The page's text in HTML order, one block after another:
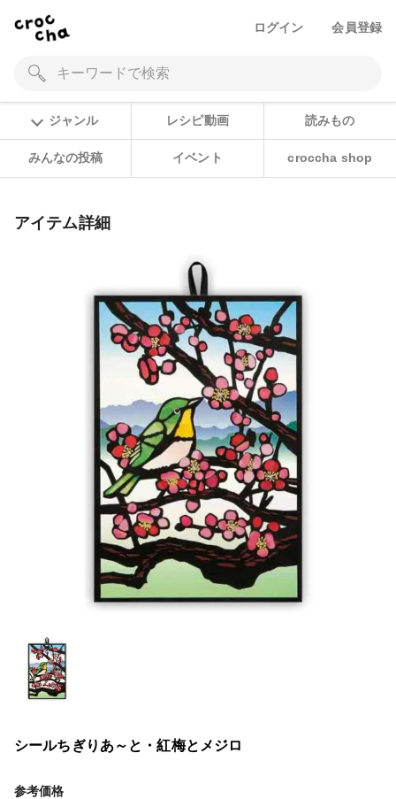
ログイン 会員登録
ジャンル レシピ動画 読みもの
みんなの投稿 イベント croccha shop
アイテム詳細
シールちぎりあ～と・紅梅とメジロ
参考価格